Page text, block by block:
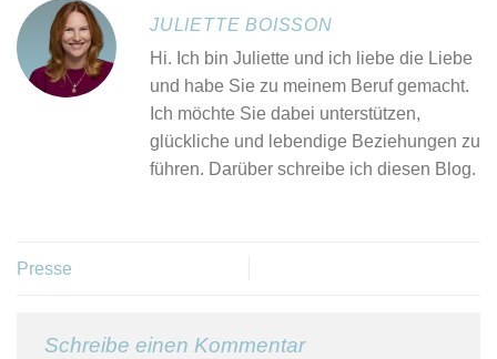
JULIETTE BOISSON
Hi. Ich bin Juliette und ich liebe die Liebe
und habe Sie zu meinem Beruf gemacht.
Ich möchte Sie dabei unterstützen,
glückliche und lebendige Beziehungen zu
führen. Darüber schreibe ich diesen Blog.
Presse
Schreibe einen Kommentar